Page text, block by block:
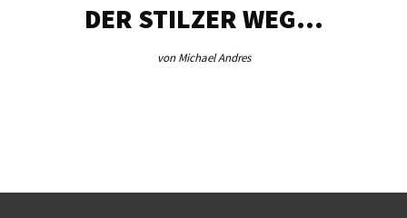
DER STILZER WEG…
von Michael Andres